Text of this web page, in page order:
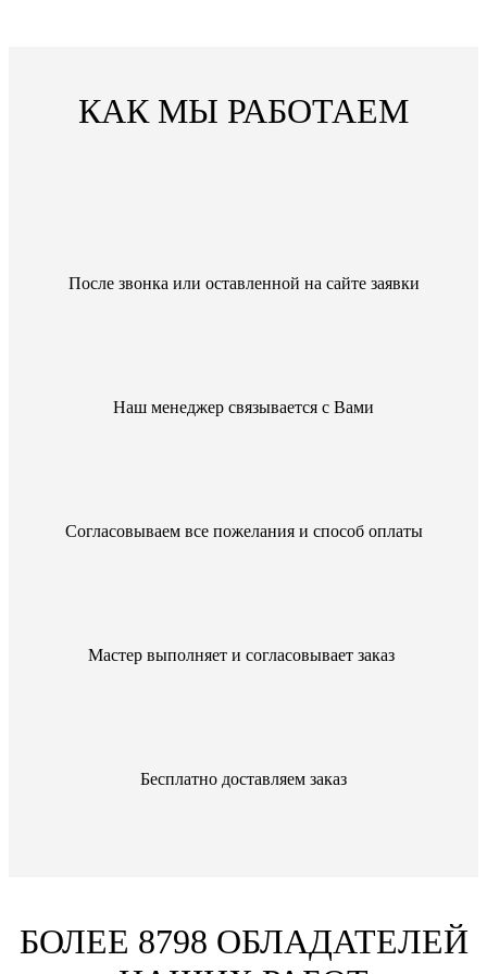
КАК МЫ РАБОТАЕМ
После звонка или оставленной на сайте заявки
Наш менеджер связывается с Вами
Согласовываем все пожелания и способ оплаты
Мастер выполняет и согласовывает заказ
Бесплатно доставляем заказ
БОЛЕЕ 8798 ОБЛАДАТЕЛЕЙ